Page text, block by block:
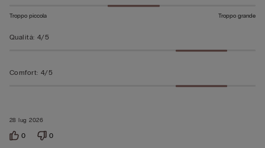
28 lug 2026
Troppo piccola Troppo grande
Qualità: 4/5
Comfort: 4/5
0 0